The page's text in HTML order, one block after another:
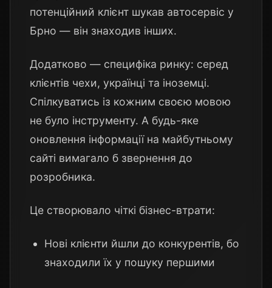
потенційний клієнт шукав автосервіс у
Брно — він знаходив інших.
Додатково — специфіка ринку: серед
клієнтів чехи, українці та іноземці.
Спілкуватись із кожним своєю мовою
не було інструменту. А будь-яке
оновлення інформації на майбутньому
сайті вимагало б звернення до
розробника.
Це створювало чіткі бізнес-втрати:
Нові клієнти йшли до конкурентів, бо
знаходили їх у пошуку першими